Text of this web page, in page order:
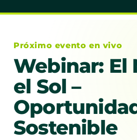
Próximo evento en vivo
Webinar: El
el Sol –
Sostenible